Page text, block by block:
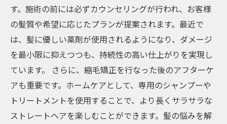
す。施術の前には必ずカウンセリングが行われ、お客様
の髪質や希望に応じたプランが提案されます。最近で
は、髪に優しい薬剤が使用されるようになり、ダメージ
を最小限に抑えつつも、持続性の高い仕上がりを実現し
ています。 さらに、縮毛矯正を行なった後のアフターケ
アも重要です。ホームケアとして、専用のシャンプーや
トリートメントを使用することで、より長くサラサラな
ストレートヘアを楽しむことができます。髪の悩みを解